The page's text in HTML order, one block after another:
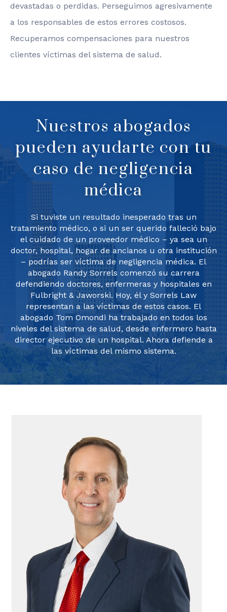
devastadas o perdidas. Perseguimos agresivamente
a los responsables de estos errores costosos.
Recuperamos compensaciones para nuestros
clientes víctimas del sistema de salud.
Nuestros abogados
pueden ayudarte con tu
caso de negligencia
médica
Si tuviste un resultado inesperado tras un
tratamiento médico, o si un ser querido falleció bajo
el cuidado de un proveedor médico – ya sea un
doctor, hospital, hogar de ancianos u otra institución
– podrías ser víctima de negligencia médica. El
abogado Randy Sorrels comenzó su carrera
defendiendo doctores, enfermeras y hospitales en
Fulbright & Jaworski. Hoy, él y Sorrels Law
representan a las víctimas de estos casos. El
abogado Tom Omondi ha trabajado en todos los
niveles del sistema de salud, desde enfermero hasta
director ejecutivo de un hospital. Ahora defiende a
las víctimas del mismo sistema.